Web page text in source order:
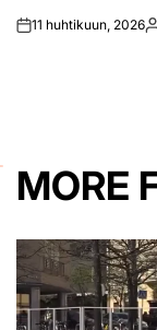
on11 huhtikuun, 2026
MORE